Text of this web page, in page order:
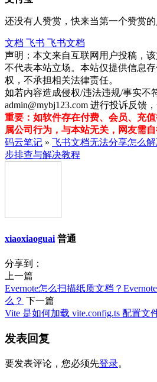
还没有人赞赏，快来当第一个赞赏的
文档 飞书 飞书文档
声明：本文来自互联网用户投稿，
不代表本站立场。本站仅提供信息
权，不承担相关法律责任。
如若内容造成侵权/违法违规/事实不
admin@mybj123.com 进行投诉反馈
重要：如软件存在付费、会员、充
属公司行为，与本站无关，网友需
码云笔记 » 飞书文档无法分享怎么
步排查与解决教程
xiaoxiaoguai 普通
分享到：
上一篇
Evernote怎么扫描纸质文档？
么？ 下一篇
Vite 是如何加载 vite.config.ts 配置文
发表回复
要发表评论，您必须先登录。